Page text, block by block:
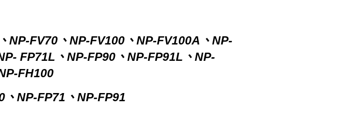
NP-FV70、NP-FV100、NP-FV100A、NP-
FP71L、NP-FP90、NP-FP91L、NP-
FH100
NP-FP71、NP-FP91